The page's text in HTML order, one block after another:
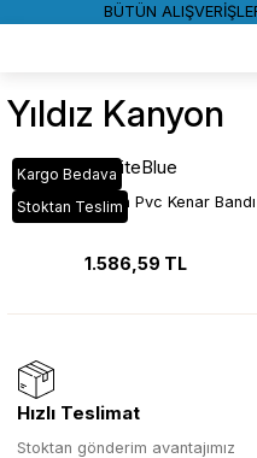
BÜTÜN
Yıldız Kanyon
Kargo Bedava
Stoktan Teslim
WhiteBlue
YT_858 Kanyon Pvc Kenar Bandı
1.586,59 TL
Hızlı Teslimat
Stoktan gönderim avantajımız